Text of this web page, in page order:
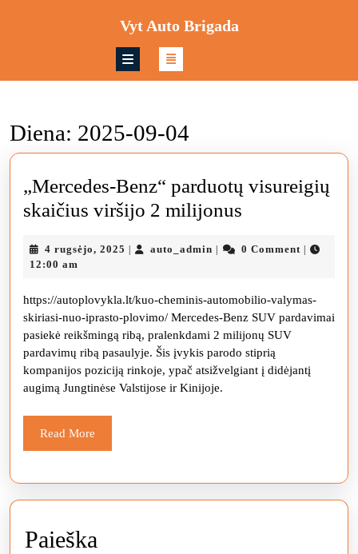
Vyt Auto Brigada
Diena: 2025-09-04
„Mercedes-Benz“ parduotų visureigių
skaičius viršijo 2 milijonus
parduotų
skaičius
viršijo
2
milijonus
4 rugsėjo, 2025 4
auto_admin auto_admin
0 Comment
12:00 am
https://autoplovykla.lt/kuo-cheminis-automobilio-valymas-
skiriasi-nuo-iprasto-plovimo/ Mercedes-Benz SUV pardavimai
pasiekė reikšmingą ribą, pralenkdami 2 milijonų SUV
pardavimų ribą pasaulyje. Šis įvykis parodo stiprią
kompanijos poziciją rinkoje, ypač atsižvelgiant į didėjantį
augimą Jungtinėse Valstijose ir Kinijoje.
Read More
More
Paieška